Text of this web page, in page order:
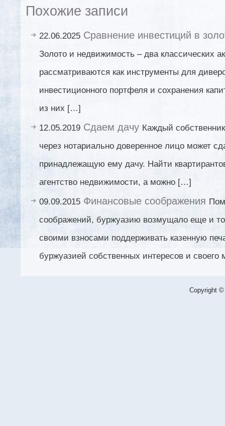
Похожие записи
22.06.2025 Сравнение инвестиций в
Золото и недвижимость – два классических
рассматриваются как инструменты для
инвестиционного портфеля и сохранения
из них […]
12.05.2019 Сдаем дачу Каждый
через нотариально доверенное лицо может
принадлежащую ему дачу. Найти
агентство недвижимости, а можно […]
09.09.2015 Финансовые соображения
соображений, буржуазию возмущало еще и
своими взносами поддерживать казенную
буржуазией собственных интересов и
Copyright ©